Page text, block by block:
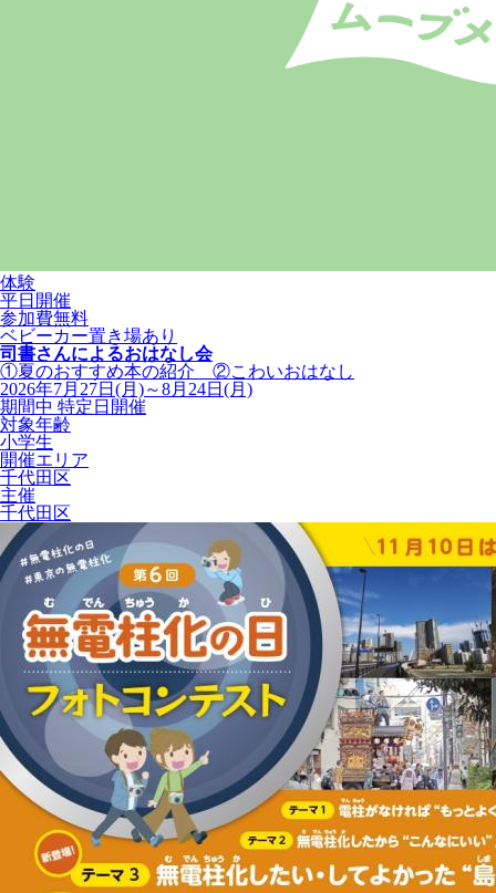
体験
平日開催
参加費無料
ベビーカー置き場あり
司書さんによるおはなし会
①夏のおすすめ本の紹介 ②こわいおはなし
2026年7月27日(月)～8月24日(月)
期間中 特定日開催
対象年齢
小学生
開催エリア
千代田区
主催
千代田区